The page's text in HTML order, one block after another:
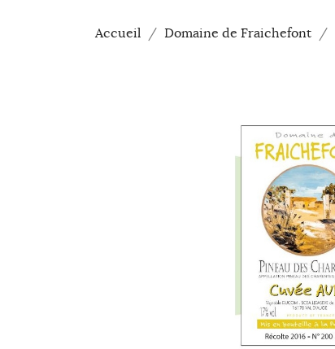
Accueil Domaine de Fraichefont